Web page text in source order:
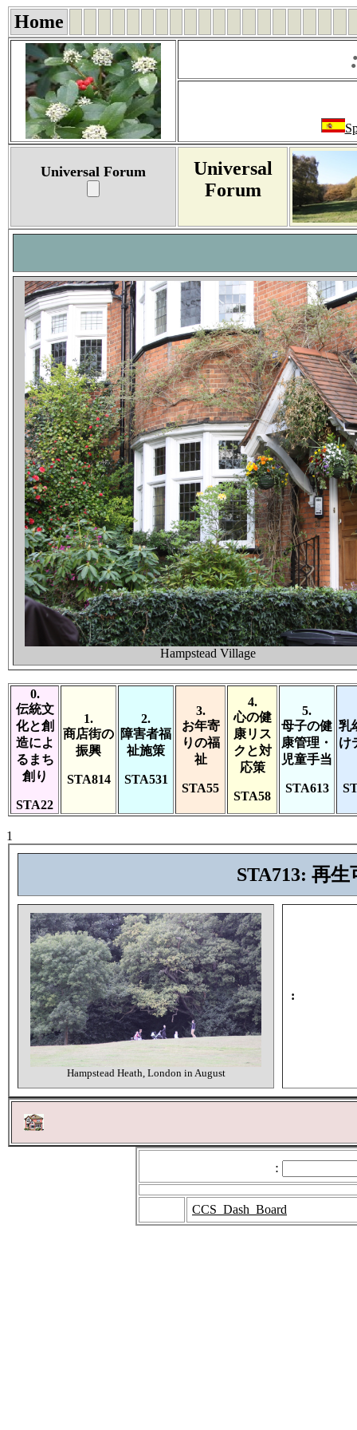
Home
Universal Forum
Universal
Forum
Hampstead Village
0.
伝統文
化と創
造によ
るまち
創り
STA22
1.
商店街の
振興
STA814
2.
障害者福
祉施策
STA531
3.
お年寄
りの福
祉
STA55
4.
心の健
康リス
クと対
応策
STA58
5.
母子の健
康管理・
児童手当
STA613
乳
け
1
STA713: 再
Hampstead Heath, London in August
:
:
CCS_Dash_Board